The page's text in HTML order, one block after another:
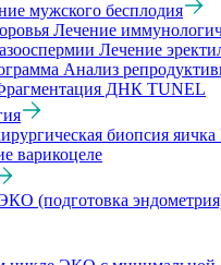
мужского бесплодия
Лечение
Лечение
Анализ
ДНК TUNEL
биопсия
варикоцеле
(подготовка